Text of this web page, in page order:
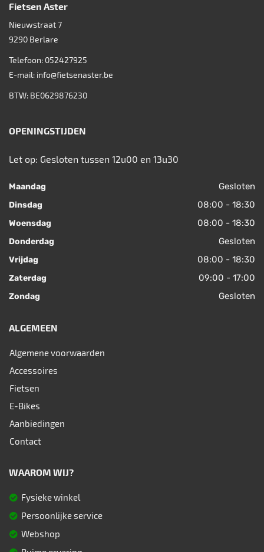
Fietsen Aster
Nieuwstraat 7
9290 Berlare
Telefoon: 052427925
E-mail: info@fietsenaster.be
BTW: BE0629876230
OPENINGSTIJDEN
Let op: Gesloten tussen 12u00 en 13u30
Maandag Gesloten
Dinsdag 08:00 - 18:30
Woensdag 08:00 - 18:30
Donderdag Gesloten
Vrijdag 08:00 - 18:30
Zaterdag 09:00 - 17:00
Zondag Gesloten
ALGEMEEN
Algemene voorwaarden
Accessoires
Fietsen
E-Bikes
Aanbiedingen
Contact
WAAROM WIJ?
Fysieke winkel
Persoonlijke service
Webshop